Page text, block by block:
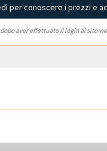
per conoscere i prezzi e
aver effettuato il login al sito